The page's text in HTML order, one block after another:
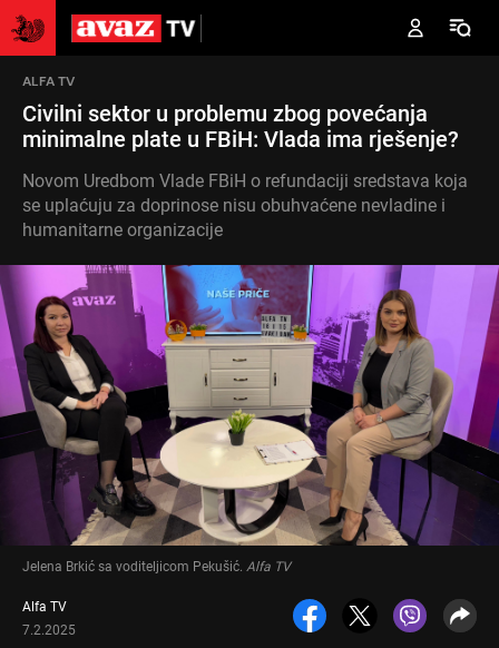
ALFA TV
Civilni sektor u problemu zbog povećanja
minimalne plate u FBiH: Vlada ima rješenje?
Novom Uredbom Vlade FBiH o refundaciji sredstava koja
se uplaćuju za doprinose nisu obuhvaćene nevladine i
humanitarne organizacije
Jelena Brkić sa voditeljicom Pekušić. Alfa TV
Alfa TV
7.2.2025